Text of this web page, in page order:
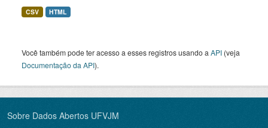
CSV HTML
Você também pode ter acesso a esses registros usando a API (veja
Documentação da API).
Sobre Dados Abertos UFVJM